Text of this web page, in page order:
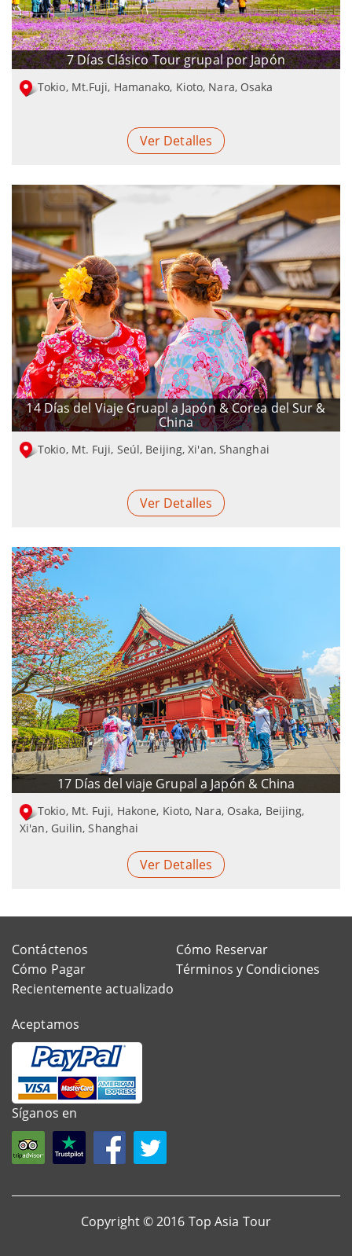
7 Días Clásico Tour grupal por Japón
Tokio, Mt.Fuji, Hamanako, Kioto, Nara, Osaka
Ver Detalles
14 Días del Viaje Gruapl a Japón & Corea del Sur &
China
Tokio, Mt. Fuji, Seúl, Beijing, Xi'an, Shanghai
Ver Detalles
17 Días del viaje Grupal a Japón & China
Tokio, Mt. Fuji, Hakone, Kioto, Nara, Osaka, Beijing,
Xi'an, Guilin, Shanghai
Ver Detalles
Contáctenos
Cómo Reservar
Cómo Pagar
Términos y Condiciones
Recientemente actualizado
Aceptamos
Síganos en
Copyright © 2016 Top Asia Tour